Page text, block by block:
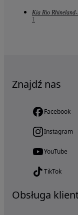
Kia Rio
1
Znajdź nas
Facebook
Instagram
YouTube
TikTok
Obsługa